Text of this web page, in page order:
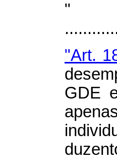
"
"Art.
GDE